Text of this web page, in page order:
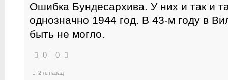
Ошибка Бундесархива. У них и так и
однозначно 1944 год. В 43-м году в
быть не могло.
0 0
2 л. назад